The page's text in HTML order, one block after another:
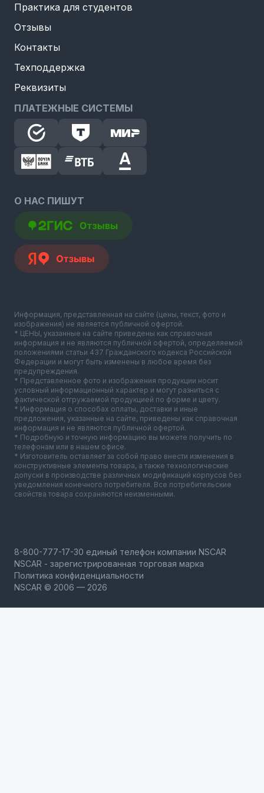
Практика для студентов
Отзывы
Контакты
Техподдержка
Реквизиты
ПЛАТЕЖНЫЕ СИСТЕМЫ
О НАС ПИШУТ
Информация, представленная на сайте (цены, текст, фото и
изображения) не является публичной офертой.
* ЦЕНЫ, указанные на сайте приведены как справочная
информация и не являются публичной офертой, определяемой
положениями статьи 437 Гражданского кодекса Российской
Федерации и могут быть изменены в любое время без
предупреждения.
* Представленное фото и изображения продукции носит
условный информационный характер и могут разниться с
фактической отгружаемой продукцией по форме и цвету.
* Информация о способах оплаты, доставки и иные
предложения, указанные на сайте, приведены как справочная
информация и не являются публичной офертой.
* Подробную и точную информацию вы можете получить по
телефонам или в нашем офисе.
* Изготовитель оставляет за собой право внести изменения в
конструктивные элементы товара, а также технологические
допуски в производстве различных модификаций корпусов без
уведомления конечного потребителя. Все потребительские
свойства товара сохраняются неизменными.
NSCAR - зарегистрированная торговая марка
Политика конфиденциальности
NSCAR © 2006 — 2026